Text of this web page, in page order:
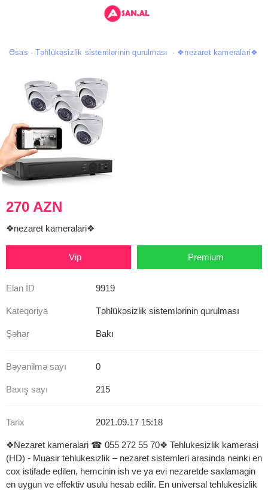
Əsas Təhlükəsizlik sistemlərinin qurulması ❖nezaret kameralari❖
270 AZN
❖nezaret kameralari❖
Vip Premium
Elan İD 9919
Kateqoriya Təhlükəsizlik sistemlərinin qurulması
Şəhər Bakı
Bəyənilmə sayı 0
Baxış sayı 215
Tarix 2021.09.17 15:18
❖Nezaret kameralari ☎ 055 272 55 70❖ Tehlukesizlik kamerasi
(HD) - Muasir tehlukesizlik – nezaret sistemleri arasinda neinki en
cox istifade edilen, hemcinin ish ve ya evi nezaretde saxlamagin
en uygun ve effektiv usulu hesab edilir. En universal tehlukesizlik